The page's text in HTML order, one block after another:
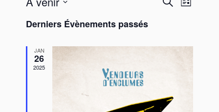
de
vues
de
Liste
une
Derniers Évènements passés
JAN
26
2025